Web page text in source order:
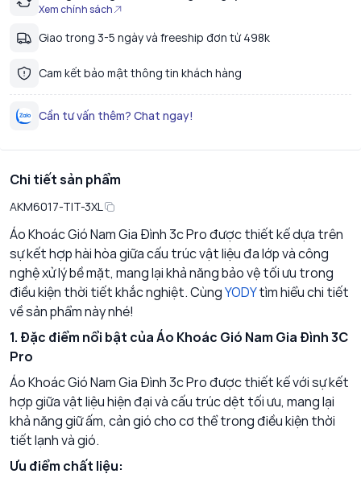
Xem chính sách
Giao trong 3-5 ngày và freeship đơn từ 498k
Cam kết bảo mật thông tin khách hàng
Cần tư vấn thêm? Chat ngay!
Chi tiết sản phẩm
AKM6017-TIT-3XL
Áo Khoác Gió Nam Gia Đình 3c Prođược thiết kế dựa trên
sự kết hợp hài hòa giữa cấu trúc vật liệu đa lớp và công
nghệ xử lý bề mặt, mang lại khả năng bảo vệ tối ưu trong
điều kiện thời tiết khắc nghiệt. CùngYODYtìm hiểu chi tiết
về sản phẩm này nhé!
1. Đặc điểm nổi bật của Áo Khoác Gió Nam Gia Đình 3C
Pro
Áo Khoác Gió Nam Gia Đình 3c Prođược thiết kế với sự kết
hợp giữa vật liệu hiện đại và cấu trúc dệt tối ưu, mang lại
khả năng giữ ấm, cản gió cho cơ thể trong điều kiện thời
tiết lạnh và gió.
Ưu điểm chất liệu: